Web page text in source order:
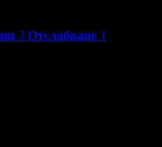
3 Отслабване 1